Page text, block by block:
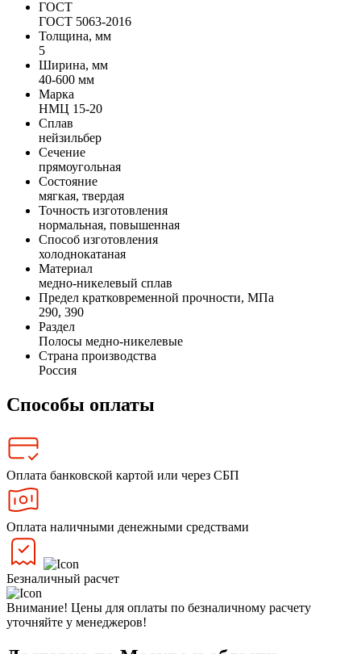
ГОСТ
ГОСТ 5063-2016
Толщина, мм
5
Ширина, мм
40-600 мм
Марка
НМЦ 15-20
Сплав
нейзильбер
Сечение
прямоугольная
Состояние
мягкая, твердая
Точность изготовления
нормальная, повышенная
Способ изготовления
холоднокатаная
Материал
медно-никелевый сплав
Предел кратковременной прочности, МПа
290, 390
Раздел
Полосы медно-никелевые
Страна производства
Россия
Способы оплаты
Оплата банковской картой или через СБП
Оплата наличными денежными средствами
Безналичный расчет
Внимание! Цены для оплаты по безналичному расчету
уточняйте у менеджеров!